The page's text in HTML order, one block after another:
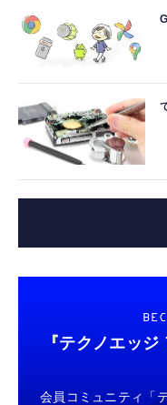
『テクノエッジ
会員コミュニティ「